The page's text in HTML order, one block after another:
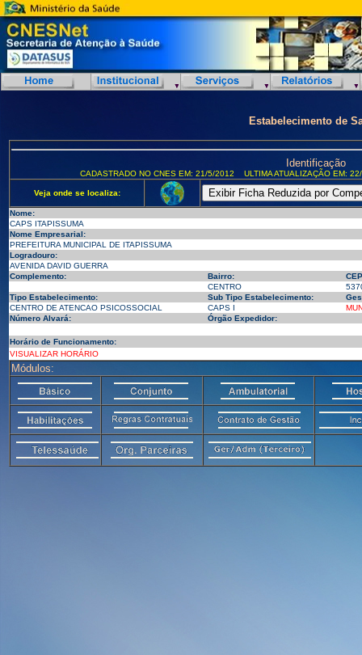
Estabelecimento de
Identificação
CADASTRADO NO CNES EM: 21/5/2012 ULTIMA ATUALIZAÇÃO EM:
Veja onde se localiza:
Nome:
CAPS ITAPISSUMA
Nome Empresarial:
PREFEITURA MUNICIPAL DE ITAPISSUMA
Logradouro:
AVENIDA DAVID GUERRA
Complemento:
Bairro:
CENTRO
Tipo Estabelecimento:
Sub Tipo Estabelecimento:
CENTRO DE ATENCAO PSICOSSOCIAL
CAPS I
Número Alvará:
Órgão Expedidor:
Horário de Funcionamento:
VISUALIZAR HORÁRIO
Módulos: